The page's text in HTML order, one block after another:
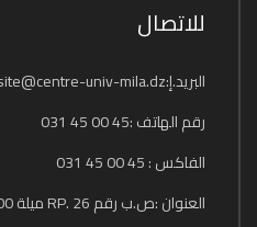
للاتصال
البريد.إ:admin.site@centre-univ-mila.dz
رقم الهاتف :45 00 45 031
الفاكس : 45 00 45 031
العنوان :ص.ب رقم 26 .RP ميلة 43000 الجزائر